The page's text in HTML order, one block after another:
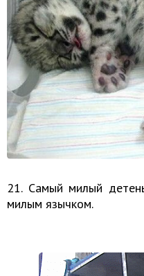
21. Самый милый
милым язычком.